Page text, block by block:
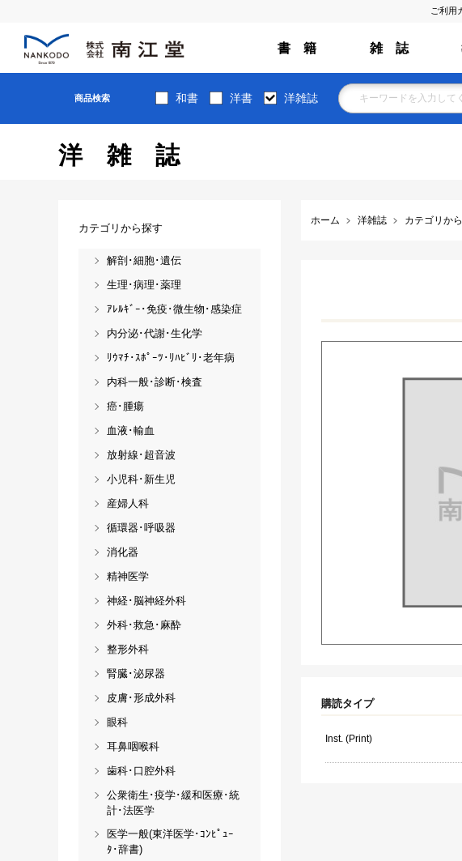
ご利用
書 籍 雑 誌
商品検索 和書 洋書 洋雑誌
洋雑誌
ホーム 洋雑誌 カテゴリか
購読タイプ
Inst. (Print)
カテゴリから探す
解剖･細胞･遺伝
生理･病理･薬理
ｱﾚﾙｷﾞｰ･免疫･微生物･感染症
内分泌･代謝･生化学
ﾘｳﾏﾁ･ｽﾎﾟｰﾂ･ﾘﾊﾋﾞﾘ･老年病
内科一般･診断･検査
癌･腫瘍
血液･輸血
放射線･超音波
小児科･新生児
産婦人科
循環器･呼吸器
消化器
精神医学
神経･脳神経外科
外科･救急･麻酔
整形外科
腎臓･泌尿器
皮膚･形成外科
眼科
耳鼻咽喉科
歯科･口腔外科
公衆衛生･疫学･緩和医療･統
計･法医学
医学一般(東洋医学･ｺﾝﾋﾟｭｰ
ﾀ･辞書)